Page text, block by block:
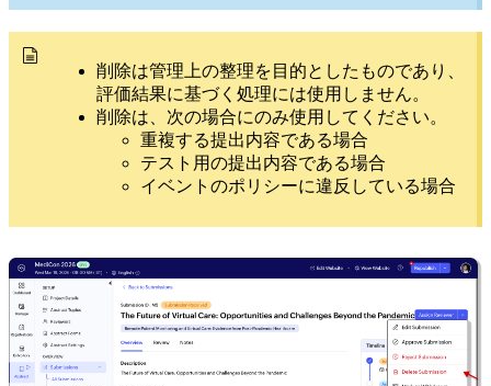
削除は管理上の整理を目的としたものであり、
評価結果に基づく処理には使用しません。
削除は、次の場合にのみ使用してください。
重複する提出内容である場合
テスト用の提出内容である場合
イベントのポリシーに違反している場合